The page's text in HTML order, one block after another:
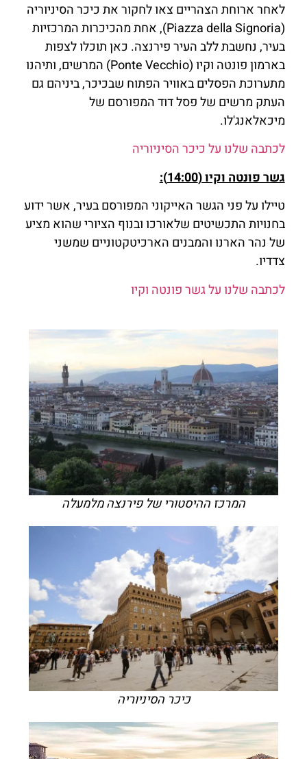
לאחר ארוחת הצהריים צאו לחקור את כיכר הסיניוריה
(Piazza della Signoria), אחת מהכיכרות המרכזיות
בעיר, נחשבת ללב העיר פירנצה. כאן תוכלו לצפות
בארמון פונטה וקיו (Ponte Vecchio) המרשים, ותיהנו
מתערוכת הפסלים באוויר הפתוח שבכיכר, ביניהם גם
העתק מרשים של פסל דוד המפורסם של
מיכאלאנג'לו.
לכתבה שלנו על כיכר הסיניוריה
גשר פונטה וקיו (14:00):
טיילו על פני הגשר האייקוני המפורסם בעיר, אשר ידוע
בחנויות התכשיטים שלאורכו ובנוף הציורי שהוא מציע
של נהר הארנו והמבנים הארכיטקטוניים שמשני
צדדיו.
לכתבה שלנו על גשר פונטה וקיו
המרכז ההיסטורי של פירנצה מלמעלה
כיכר הסיניוריה